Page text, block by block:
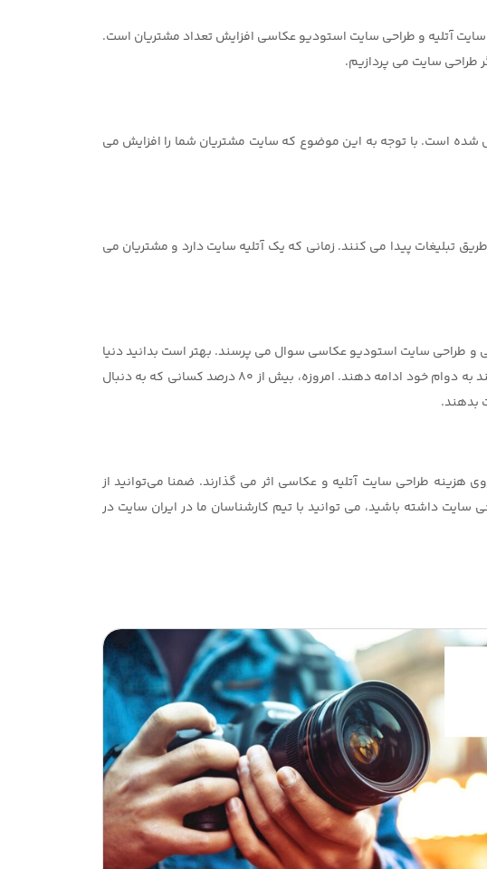
آتلیه و طراحی سایت استودیو عکاسی افزایش تعداد مشتریان است.
طراحی سایت می پردازیم.
شده است. با توجه به این موضوع که سایت مشتریان شما را افزایش می
تبلیغات پیدا می کنند. زمانی که یک آتلیه سایت دارد و مشتریان می
و طراحی سایت استودیو عکاسی سوال می پرسند. بهتر است بدانید دنیا
در حال تبدیل شدن به یک دهکده کوچک است و اگر کسب و کارها خود را با این تغییرات همسو نکنند در آینده نمی توانند به دوام خود ادامه دهند. امروزه، بیش از 80 درصد کسانی که به دنبال
بدهند.
طراحی سایت آتلیه و عکاسی اثر می گذارند. ضمنا می‌توانید از
داشته باشید، می توانید با تیم کارشناسان ما در ایران سایت در